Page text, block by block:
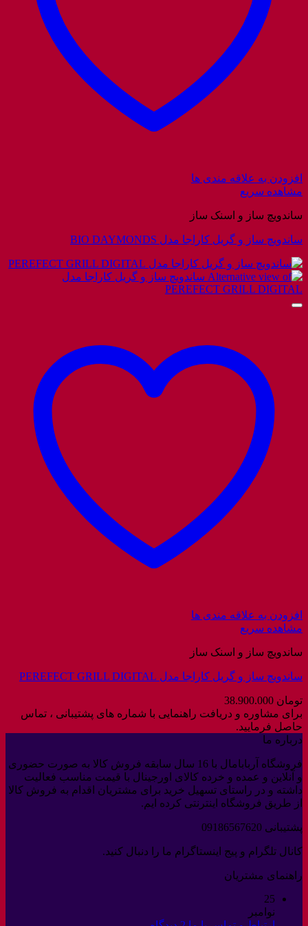
افزودن به علاقه مندی ها
مشاهده سریع
ساندویچ ساز و اسنک ساز
ساندویچ ساز و گریل کاراجا مدل BIO DAYMONDS
افزودن به علاقه مندی ها
مشاهده سریع
ساندویچ ساز و اسنک ساز
ساندویچ ساز و گریل کاراجا مدل PEREFECT GRILL DIGITAL
تومان
برای مشاوره و دریافت راهنمایی با شماره های پشتیبانی ، تماس
حاصل فرمایید.
درباره ما
فروشگاه آربابامال با 16 سال سابقه فروش کالا به صورت حضوری
و آنلاین و عمده و خرده کالای اورجینال با قیمت مناسب فعالیت
داشته و در راستای تسهیل خرید برای مشتریان اقدام به فروش کالا
از طریق فروشگاه اینترنتی کرده ایم.
پشتیبانی 09186567620
کانال تلگرام و پیج اینستاگرام ما را دنبال کنید.
راهنمای مشتریان
25
نوامبر